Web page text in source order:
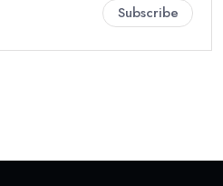
Subscribe